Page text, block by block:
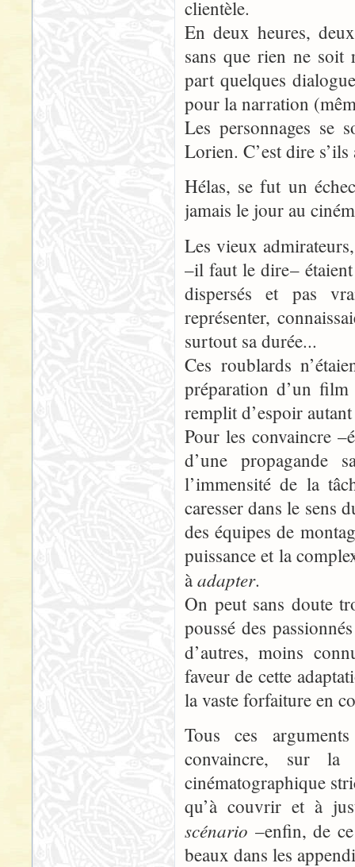
clientèle.
En deux heures,
sans que rien ne soit
part quelques
pour la narration
Les personnages se
Lorien. C’est dire
Hélas, se fut un
jamais le jour au
Les vieux
–il faut le dire–
dispersés et pas
représenter,
surtout sa durée...
Ces roublards
préparation d’un film
remplit d’espoir
Pour les convaincre
d’une propagande
l’immensité de la
caresser dans le sens
des équipes de
puissance et la
à adapter.
On peut sans doute
poussé des
d’autres, moins
faveur de cette
la vaste forfaiture en
Tous ces
convaincre, sur la
cinématographique
qu’à couvrir et à
scénario –enfin, de
beaux dans les